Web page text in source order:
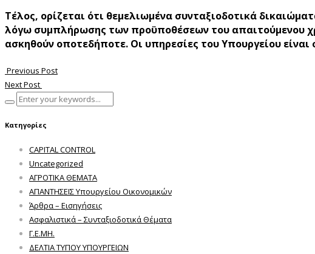
Τέλος, ορίζεται ότι θεμελιωμένα συνταξιοδοτικά
λόγω συμπλήρωσης των προϋποθέσεων του απαιτούμενου
ασκηθούν οποτεδήποτε. Οι υπηρεσίες του Υπουργείου
Previous Post
Next Post
Κατηγορίες
CAPITAL CONTROL
Uncategorized
ΑΓΡΟΤΙΚΑ ΘΕΜΑΤΑ
ΑΠΑΝΤΗΣΕΙΣ Υπουργείου Οικονομικών
Άρθρα – Εισηγήσεις
Ασφαλιστικά – Συνταξιοδοτικά Θέματα
Γ.Ε.ΜΗ.
ΔΕΛΤΙΑ ΤΥΠΟΥ ΥΠΟΥΡΓΕΙΩΝ